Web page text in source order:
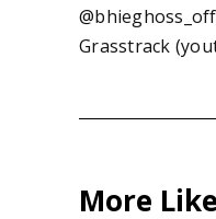
Grasstrack
More